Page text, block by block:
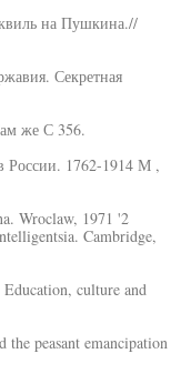
на Пушкина.//
Секретная
же С 356.
России. 1762-1914 М ,
Wroclaw, 1971 '2
Cambridge,
culture and
the peasant emancipation